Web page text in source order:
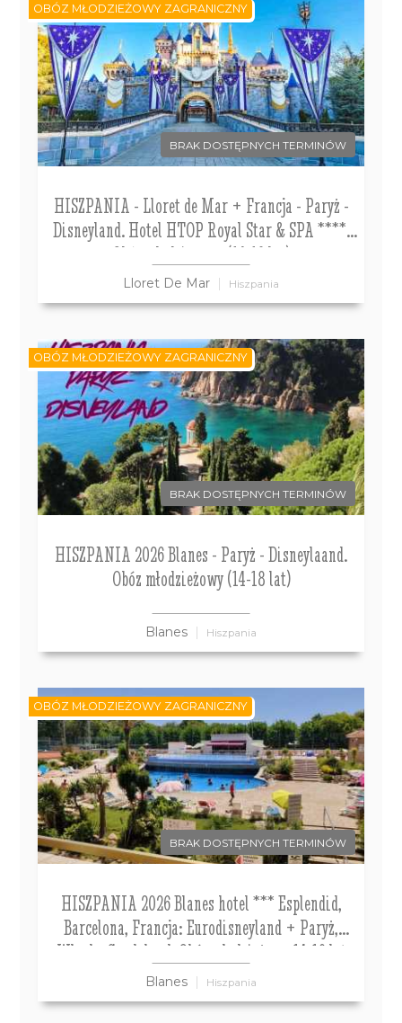
BRAK DOSTĘPNYCH TERMINÓW
HISZPANIA - Lloret de Mar + Francja - Paryż -
Disneyland. Hotel HTOP Royal Star & SPA ****.
Obóz młodzieżowy (14-19 lat)
Lloret De Mar Hiszpania
OBÓZ MŁODZIEŻOWY ZAGRANICZNY
BRAK DOSTĘPNYCH TERMINÓW
HISZPANIA 2026 Blanes - Paryż - Disneylaand.
Obóz młodzieżowy (14-18 lat)
Blanes Hiszpania
OBÓZ MŁODZIEŻOWY ZAGRANICZNY
BRAK DOSTĘPNYCH TERMINÓW
HISZPANIA 2026 Blanes hotel *** Esplendid,
Barcelona, Francja: Eurodisneyland + Paryż,
Włochy Gardaland. Obóz młodzieżowy 14-19 lat
Blanes Hiszpania
OBÓZ MŁODZIEŻOWY ZAGRANICZNY